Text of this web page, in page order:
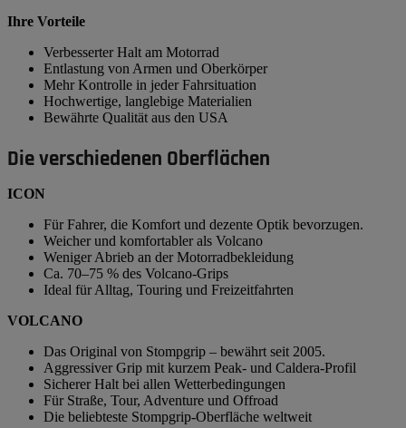
Ihre Vorteile
Verbesserter Halt am Motorrad
Entlastung von Armen und Oberkörper
Mehr Kontrolle in jeder Fahrsituation
Hochwertige, langlebige Materialien
Bewährte Qualität aus den USA
Die verschiedenen Oberflächen
ICON
Für Fahrer, die Komfort und dezente Optik bevorzugen.
Weicher und komfortabler als Volcano
Weniger Abrieb an der Motorradbekleidung
Ca. 70–75 % des Volcano-Grips
Ideal für Alltag, Touring und Freizeitfahrten
VOLCANO
Das Original von Stompgrip – bewährt seit 2005.
Aggressiver Grip mit kurzem Peak- und Caldera-Profil
Sicherer Halt bei allen Wetterbedingungen
Für Straße, Tour, Adventure und Offroad
Die beliebteste Stompgrip-Oberfläche weltweit